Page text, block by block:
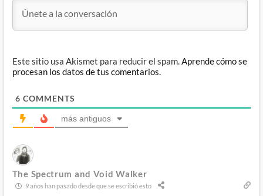
Este sitio usa Akismet para reducir el spam.Aprende cómo se
procesan los datos de tus comentarios.
6 COMMENTS
más antiguos
The Spectrum and Void Walker
9 años han pasado desde que se escribió esto